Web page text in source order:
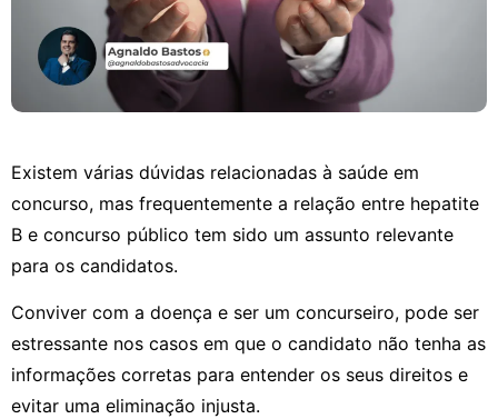
Existem várias dúvidas relacionadas à saúde em
concurso, mas frequentemente a relação entre hepatite
B e concurso público tem sido um assunto relevante
para os candidatos.
Conviver com a doença e ser um concurseiro, pode ser
estressante nos casos em que o candidato não tenha as
informações corretas para entender os seus direitos e
evitar uma eliminação injusta.